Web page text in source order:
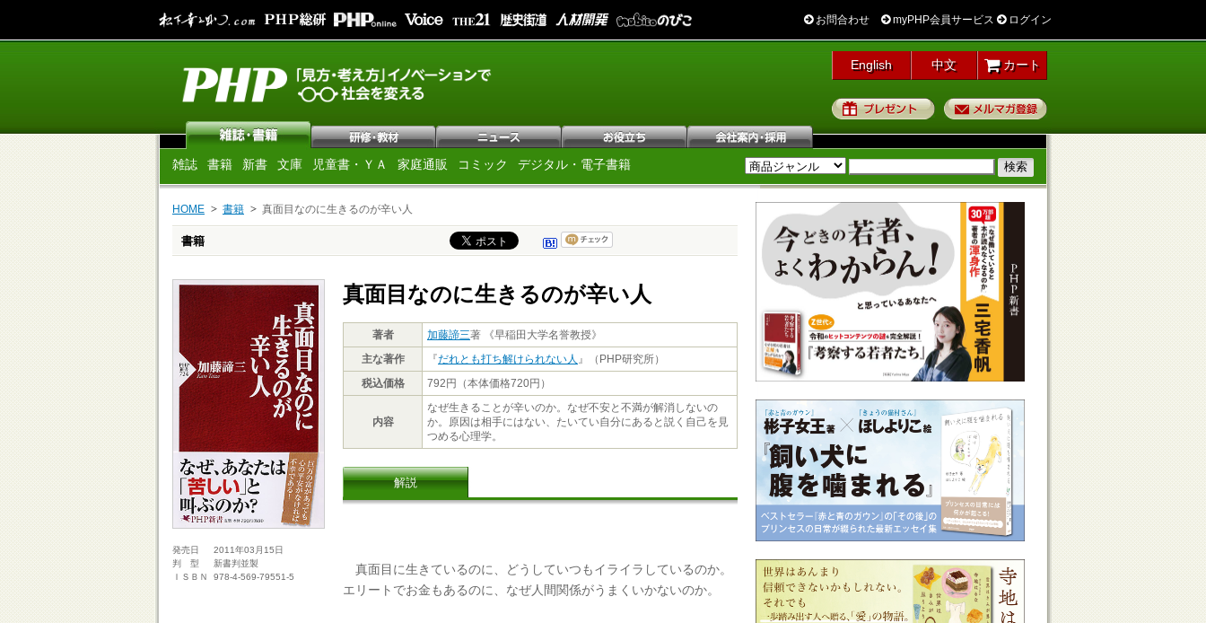
お問合わせ myPHP会員サービス ログイン
English 中文 カート
プレゼント
雑誌 書籍 新書 文庫 児童書・ＹＡ 家庭通販 コミック デジタル・電子書籍
HOME 書籍 真面目なのに生きるのが辛い人
書籍
発売日
2011年03月15日
判 型
新書判並製
ＩＳＢＮ
978-4-569-79551-5
真面目なのに生きるのが辛い人
著者 加藤諦三著 《早稲田大学名誉教授》
主な著作
『だれとも打ち解けられない人 』（PHP研究所）
税込価格
792円（本体価格720円）
内容
なぜ生きることが辛いのか。なぜ不安と不満が解消しないの
か。原因は相手にはない、たいてい自分にあると説く自己を見
つめる心理学。
解説
真面目に生きているのに、どうしていつもイライラしているのか。
エリートでお金もあるのに、なぜ人間関係がうまくいかないのか。